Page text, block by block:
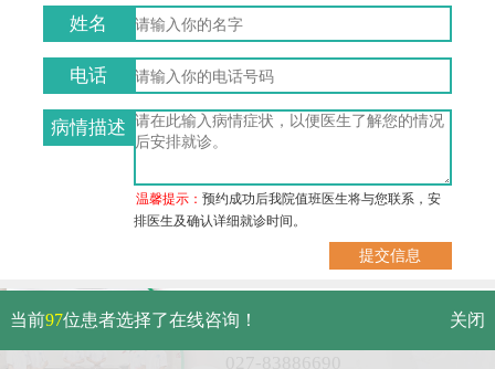
姓名
电话
病情描述
温馨提示：预约成功后我院值班医生将与您联系，安
排医生及确认详细就诊时间。
武汉市硚口区解放大道479号
免费电话：
当前97位患者选择了在线咨询！ 关闭